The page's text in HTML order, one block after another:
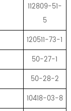
112809-51-
5
120511-73-1
50-27-1
50-28-2
10418-03-8